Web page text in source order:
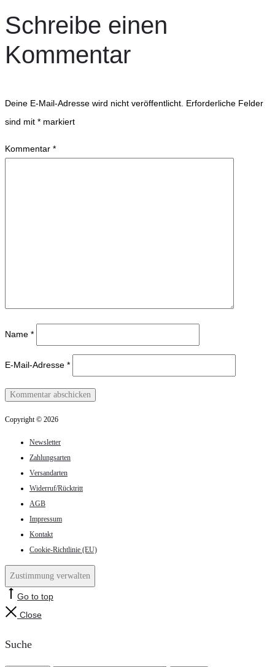
Schreibe einen
Kommentar
Deine E-Mail-Adresse wird nicht veröffentlicht. Erforderliche Felder
sind mit * markiert
Kommentar *
Name *
E-Mail-Adresse *
Copyright © 2026
Newsletter
Zahlungsarten
Versandarten
Widerruf/Rücktritt
AGB
Impressum
Kontakt
Cookie-Richtlinie (EU)
Zustimmung verwalten
Go to top
Close
Suche